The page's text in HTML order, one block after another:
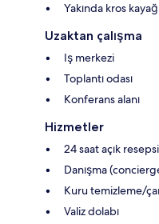
Yakında kros
Uzaktan çalışma
Iş merkezi
Toplantı odası
Konferans alanı
Hizmetler
24 saat açık
Danışma
Kuru temizleme/
Valiz dolabı